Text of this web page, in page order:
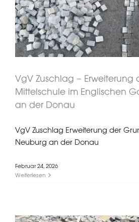
der Donau
VgV Zuschlag – Erweiterung
Mittelschule im Englischen
an der Donau
VgV Zuschlag Erweiterung der
Neuburg an der Donau
Februar 24, 2026
Weiterlesen